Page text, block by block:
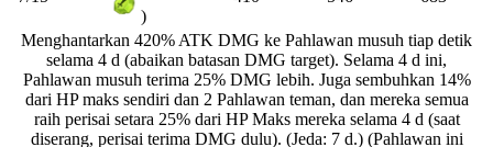
)
Menghantarkan 420% ATK DMG ke Pahlawan musuh tiap detik
selama 4 d (abaikan batasan DMG target). Selama 4 d ini,
Pahlawan musuh terima 25% DMG lebih. Juga sembuhkan 14%
dari HP maks sendiri dan 2 Pahlawan teman, dan mereka semua
raih perisai setara 25% dari HP Maks mereka selama 4 d (saat
diserang, perisai terima DMG dulu). (Jeda: 7 d.) (Pahlawan ini